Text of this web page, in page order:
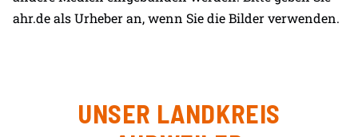
ahr.de als Urheber an, wenn Sie die Bilder verwenden.
UNSER LANDKREIS